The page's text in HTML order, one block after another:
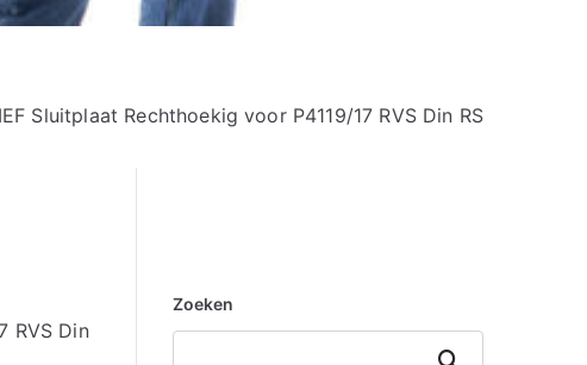
Sluitplaat Rechthoekig voor P4119/17 RVS Din RS
RVS Din
Zoeken
Zoeken